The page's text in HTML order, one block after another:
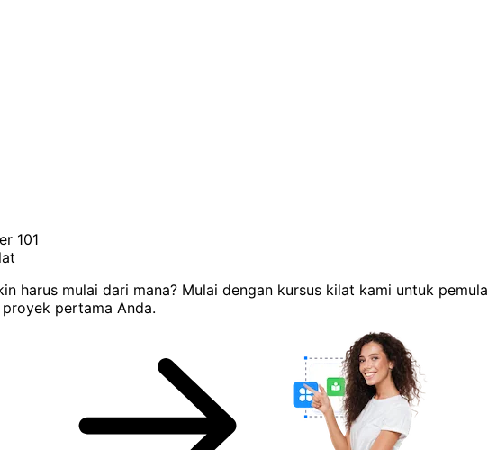
101
harus mulai dari mana? Mulai dengan kursus kilat kami untuk pemula
pertama Anda.